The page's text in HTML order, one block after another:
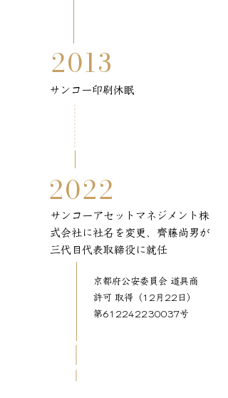
​サンコー印刷休眠
サンコーアセットマネジメント株
式会社に社名を変更、齊藤尚男が
三代目代表取締役に就任
2013
2022
京都府公安委員会 道具商
許可 取得（12月22日）
第612242230037号